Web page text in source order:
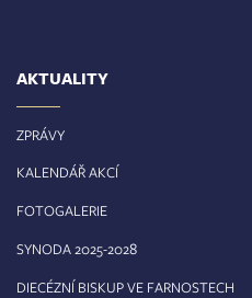
AKTUALITY
ZPRÁVY
KALENDÁŘ AKCÍ
FOTOGALERIE
SYNODA 2025-2028
DIECÉZNÍ BISKUP VE FARNOSTECH